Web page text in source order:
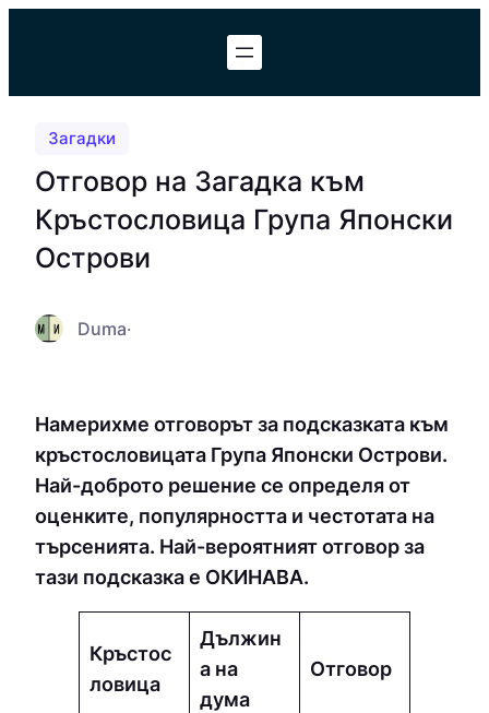
Загадки
Отговор на Загадка към
Кръстословица Група Японски
Острови
Duma·
Намерихме отговорът за подсказката към
кръстословицата Група Японски Острови.
Най-доброто решение се определя от
оценките, популярността и честотата на
търсенията. Най-вероятният отговор за
тази подсказка е ОКИНAВA.
Кръстос
ловица
Дължин
а на
дума
Отговор